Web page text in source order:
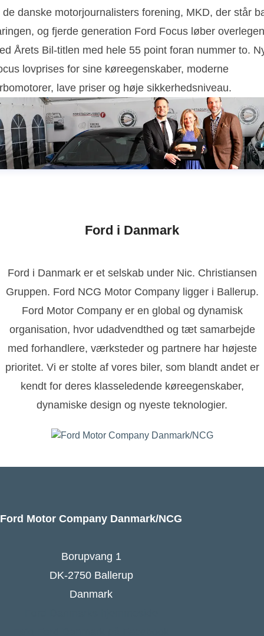
de danske motorjournalisters forening, MKD, der står
og fjerde generation Ford Focus løber
Årets Bil-titlen med hele 55 point foran nummer to.
lovprises for sine køreegenskaber, moderne
lave priser og høje sikkerhedsniveau.
Ford i Danmark
Ford i Danmark er et selskab under Nic. Christiansen
Gruppen. Ford NCG Motor Company ligger i Ballerup.
Ford Motor Company er en global og dynamisk
organisation, hvor udadvendthed og tæt samarbejde
med forhandlere, værksteder og partnere har højeste
prioritet. Vi er stolte af vores biler, som blandt andet er
kendt for deres klasseledende køreegenskaber,
dynamiske design og nyeste teknologier.
Ford Motor Company Danmark/NCG
Borupvang 1
DK-2750 Ballerup
Danmark